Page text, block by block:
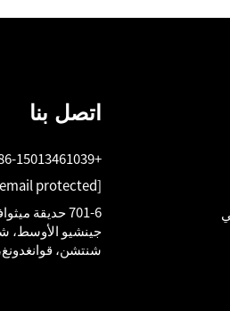
اتصل بنا
+86-15013461039
[email protected]
جينشيو الأوسط،
شنتشن،